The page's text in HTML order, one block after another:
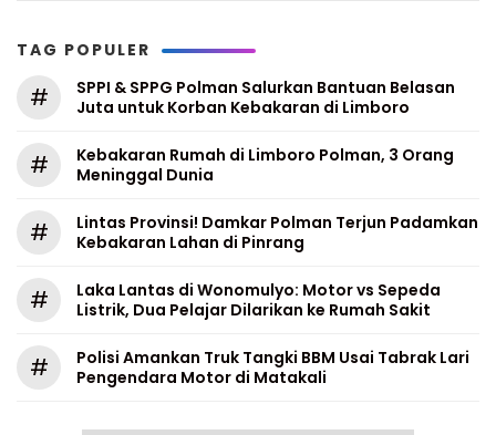
TAG POPULER
#
SPPI & SPPG Polman Salurkan Bantuan Belasan
Juta untuk Korban Kebakaran di Limboro
#
Kebakaran Rumah di Limboro Polman, 3 Orang
Meninggal Dunia
#
Lintas Provinsi! Damkar Polman Terjun Padamkan
Kebakaran Lahan di Pinrang
#
Laka Lantas di Wonomulyo: Motor vs Sepeda
Listrik, Dua Pelajar Dilarikan ke Rumah Sakit
#
Polisi Amankan Truk Tangki BBM Usai Tabrak Lari
Pengendara Motor di Matakali